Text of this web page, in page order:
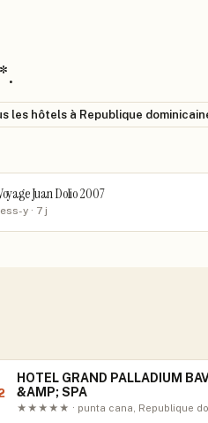
.
les hôtels à Republique
Juan Dolio 2007
y· 7 j
HOTEL GRAND PALLADIUM
&AMP; SPA
★★★★★ · punta cana, Republique